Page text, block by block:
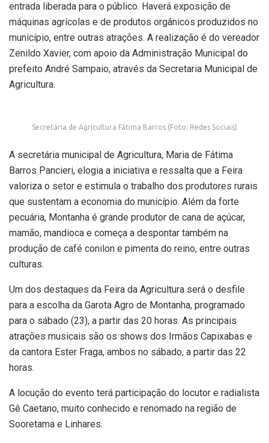
entrada liberada para o público. Haverá exposição de
máquinas agrícolas e de produtos orgânicos produzidos no
município, entre outras atrações. A realização é do vereador
Zenildo Xavier, com apoio da Administração Municipal do
prefeito André Sampaio, através da Secretaria Municipal de
Agricultura.
Secretária de Agricultura Fátima Barros (Foto: Redes Sociais)
A secretária municipal de Agricultura, Maria de Fátima
Barros Pancieri, elogia a iniciativa e ressalta que a Feira
valoriza o setor e estimula o trabalho dos produtores rurais
que sustentam a economia do município. Além da forte
pecuária, Montanha é grande produtor de cana de açúcar,
mamão, mandioca e começa a despontar também na
produção de café conilon e pimenta do reino, entre outras
culturas.
Um dos destaques da Feira da Agricultura será o desfile
para a escolha da Garota Agro de Montanha, programado
para o sábado (23), a partir das 20 horas. As principais
atrações musicais são os shows dos Irmãos Capixabas e
da cantora Ester Fraga, ambos no sábado, a partir das 22
horas.
A locução do evento terá participação do locutor e radialista
Gê Caetano, muito conhecido e renomado na região de
Sooretama e Linhares.